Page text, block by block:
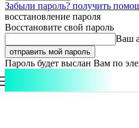
Забыли пароль? получить
восстановление пароля
Восстановите свой пароль
Ваш
Пароль будет выслан Вам по